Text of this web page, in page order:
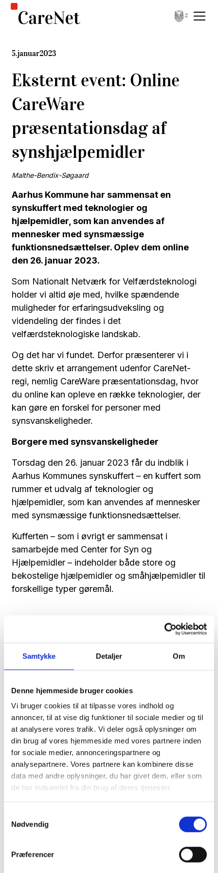
Samtykke Detaljer Om
Denne hjemmeside bruger cookies
Vi bruger cookies til at tilpasse vores indhold og
annoncer, til at vise dig funktioner til sociale medier og til
at analysere vores trafik. Vi deler også oplysninger om
din brug af vores hjemmeside med vores partnere inden
for sociale medier, annonceringspartnere og
analysepartnere. Vores partnere kan kombinere disse
data med andre oplysninger, du har givet dem, eller som
de har indsamlet fra din brug af deres tjenester.
Nødvendig
Præferencer
5.januar2023
Eksternt event: Online
CareWare
præsentationsdag af
synshjælpemidler
Malthe-Bendix-Søgaard
Aarhus Kommune har sammensat en
synskuffert med teknologier og
hjælpemidler, som kan anvendes af
mennesker med synsmæssige
funktionsnedsættelser. Oplev dem online
den 26. januar 2023.
Som Nationalt Netværk for Velfærdsteknologi
holder vi altid øje med, hvilke spændende
muligheder for erfaringsudveksling og
videndeling der findes i det
velfærdsteknologiske landskab.
Og det har vi fundet. Derfor præsenterer vi i
dette skriv et arrangement udenfor CareNet-
regi, nemlig CareWare præsentationsdag, hvor
du online kan opleve en række teknologier, der
kan gøre en forskel for personer med
synsvanskeligheder.
Borgere med synsvanskeligheder
Torsdag den 26. januar 2023 får du indblik i
Aarhus Kommunes synskuffert – en kuffert som
rummer et udvalg af teknologier og
hjælpemidler, som kan anvendes af mennesker
med synsmæssige funktionsnedsættelser.
Kufferten – som i øvrigt er sammensat i
samarbejde med Center for Syn og
Hjælpemidler – indeholder både store og
bekostelige hjælpemidler og småhjælpemidler til
forskellige typer gøremål.
På præsentationsdagen får du desuden
mulighed for at møde leverandører af relevante
teknologier.
Foreløbigt program
Praktisk information